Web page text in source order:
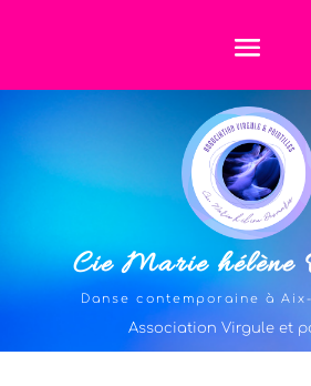
Cie Marie hélène
Danse contemporaine à
Association Virgule et